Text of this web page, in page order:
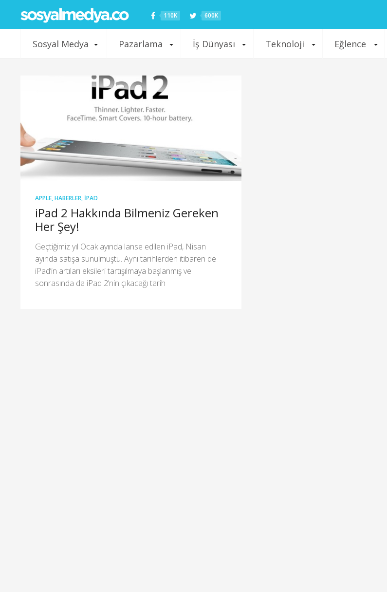
110K 600K
Sosyal Medya Pazarlama İş Dünyası Teknoloji Eğlence
APPLE,HABERLER, IPAD
iPad 2 Hakkında Bilmeniz Gereken
Her Şey!
Geçtiğimiz yıl Ocak ayında lanse edilen iPad, Nisan
ayında satışa sunulmuştu. Aynı tarihlerden itibaren de
iPad’in artıları eksileri tartışılmaya başlanmış ve
sonrasında da iPad 2’nin çıkacağı tarih